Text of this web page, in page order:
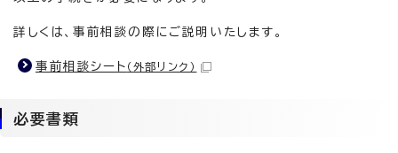
詳しくは、事前相談の際にご説明いたします。
事前相談シート （外部リンク）
必要書類